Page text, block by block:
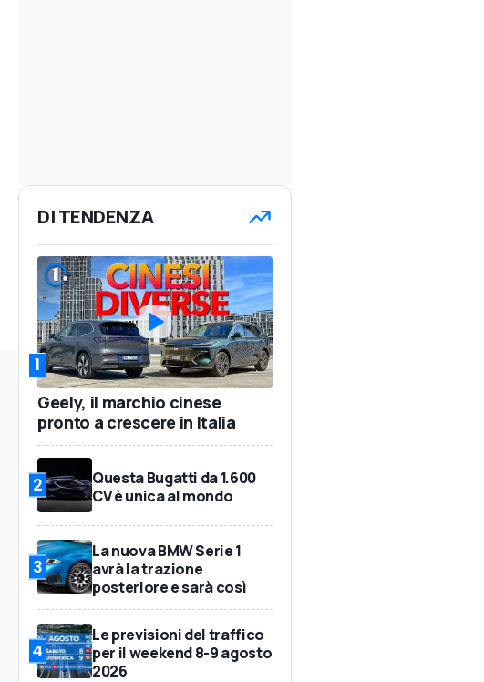
DI TENDENZA
1
Geely, il marchio cinese
pronto a crescere in Italia
2
Questa Bugatti da 1.600
CV è unica al mondo
3
La nuova BMW Serie 1
avrà la trazione
posteriore e sarà così
4
Le previsioni del traffico
per il weekend 8-9 agosto
2026